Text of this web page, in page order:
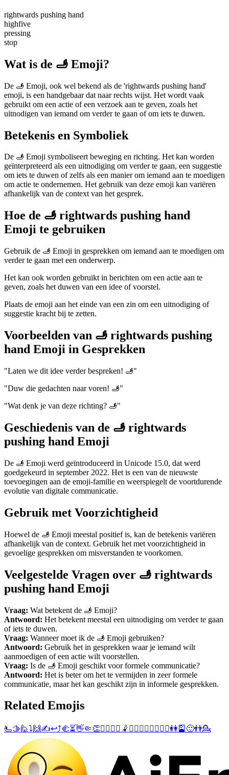
rightwards pushing hand
highfive
pressing
stop
Wat is de 🫸 Emoji?
De 🫸 Emoji, ook wel bekend als de 'rightwards pushing hand'
emoji, is een handgebaar dat naar rechts wijst. Het wordt vaak
gebruikt om een actie of een verzoek aan te geven, zoals het
uitnodigen van iemand om verder te gaan of om iets te duwen.
Betekenis en Symboliek
De 🫸 Emoji symboliseert beweging en richting. Het kan worden
geïnterpreteerd als een uitnodiging om verder te gaan, een suggestie
om iets te duwen of zelfs als een manier om iemand aan te moedigen
om actie te ondernemen. Het gebruik van deze emoji kan variëren
afhankelijk van de context van het gesprek.
Hoe de 🫸 rightwards pushing hand
Emoji te gebruiken
Gebruik de 🫸 Emoji in gesprekken om iemand aan te moedigen om
verder te gaan met een onderwerp.
Het kan ook worden gebruikt in berichten om een actie aan te
geven, zoals het duwen van een idee of voorstel.
Plaats de emoji aan het einde van een zin om een uitnodiging of
suggestie kracht bij te zetten.
Voorbeelden van 🫸 rightwards pushing
hand Emoji in Gesprekken
"Laten we dit idee verder bespreken! 🫸"
"Duw die gedachten naar voren! 🫸"
"Wat denk je van deze richting? 🫸"
Geschiedenis van de 🫸 rightwards
pushing hand Emoji
De 🫸 Emoji werd geïntroduceerd in Unicode 15.0, dat werd
goedgekeurd in september 2022. Het is een van de nieuwste
toevoegingen aan de emoji-familie en weerspiegelt de voortdurende
evolutie van digitale communicatie.
Gebruik met Voorzichtigheid
Hoewel de 🫸 Emoji meestal positief is, kan de betekenis variëren
afhankelijk van de context. Gebruik het met voorzichtigheid in
gevoelige gesprekken om misverstanden te voorkomen.
Veelgestelde Vragen over 🫸 rightwards
pushing hand Emoji
Vraag: Wat betekent de 🫸 Emoji?
Antwoord: Het betekent meestal een uitnodiging om verder te gaan
of iets te duwen.
Vraag: Wanneer moet ik de 🫸 Emoji gebruiken?
Antwoord: Gebruik het in gesprekken waar je iemand wilt
aanmoedigen of een actie wilt voorstellen.
Vraag: Is de 🫸 Emoji geschikt voor formele communicatie?
Antwoord: Het is beter om het te vermijden in zeer formele
communicatie, maar het kan geschikt zijn in informele gesprekken.
Related Emojis
🫷🫱🙋⤵️ 🙌 ✍️↩️⤴️🫲⏳👋🤏👏🤾‍♂️ 🤾‍♀️ 🤾 🙋‍♂️ 💁‍♂️ 💁‍♀️ 🙋‍♀️👭 🎴 🙂👬💁